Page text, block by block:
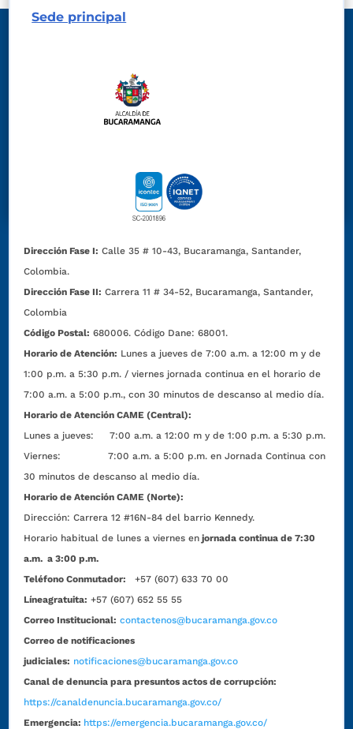
Sede principal
Dirección Fase I: Calle 35 # 10-43, Bucaramanga, Santander,
Colombia.
Dirección Fase II: Carrera 11 # 34-52, Bucaramanga, Santander,
Colombia
Código Postal: 680006. Código Dane: 68001.
Horario de Atención: Lunes a jueves de 7:00 a.m. a 12:00 m y de
1:00 p.m. a 5:30 p.m. / viernes jornada continua en el horario de
7:00 a.m. a 5:00 p.m., con 30 minutos de descanso al medio día.
Horario de Atención CAME (Central):
Lunes a jueves: 7:00 a.m. a 12:00 m y de 1:00 p.m. a 5:30 p.m.
Viernes: 7:00 a.m. a 5:00 p.m. en Jornada Continua con
30 minutos de descanso al medio día.
Horario de Atención CAME (Norte):
Dirección:Carrera 12 #16N-84 del barrio Kennedy.
Horario habitual de lunes a viernes en jornada continua de 7:30
a.m. a 3:00 p.m.
Teléfono Conmutador:
+57 (607) 633 70 00
Líneagratuita: +57 (607) 652 55 55
Correo Institucional: contactenos@bucaramanga.gov.co
Correo de notificaciones
judiciales: notificaciones@bucaramanga.gov.co
Canal de denuncia para presuntos actos de corrupción:
https://canaldenuncia.bucaramanga.gov.co/
Emergencia: https://emergencia.bucaramanga.gov.co/